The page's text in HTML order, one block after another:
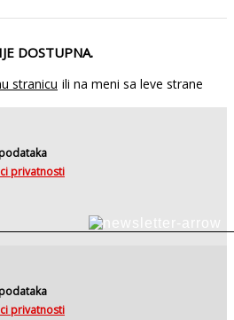
DOSTUPNA.
stranicu ili na meni sa leve strane
privatnosti
privatnosti